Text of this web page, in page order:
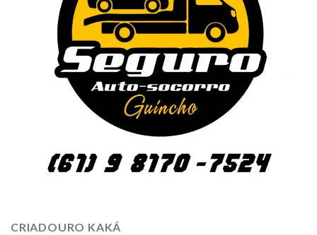
CRIADOURO KAKÁ